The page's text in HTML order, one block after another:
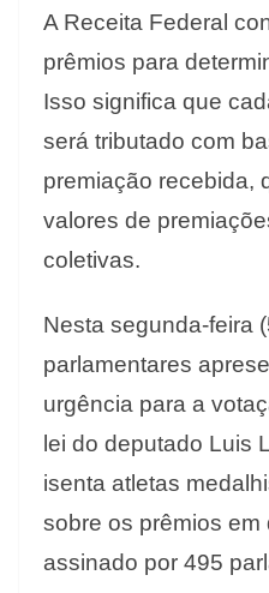
A Receita Federal
prêmios para
Isso significa que
será tributado com
premiação recebida,
valores de
coletivas.
Nesta segunda-feira
parlamentares
urgência para a
lei do deputado Luis
isenta atletas
sobre os prêmios em
assinado por 495